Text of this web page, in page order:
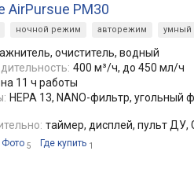
AirPursue PM30
ночной режим авторежим умный
очиститель, водный
400 м³/ч, до 450 мл/ч
на 11 ч работы
HEPA 13, NANO-фильтр, угольный
таймер, дисплей, пульт ДУ,
Фото 5 Где купить 1